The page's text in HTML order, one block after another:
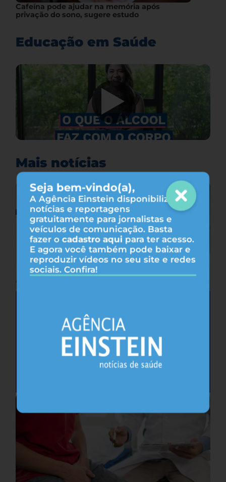
Seja bem-vindo(a),
A Agência Einstein disponibiliza
notícias e reportagens
gratuitamente para jornalistas e
veículos de comunicação. Basta
fazer o cadastro aqui para ter acesso.
E agora você também pode baixar e
reproduzir vídeos no seu site e redes
sociais. Confira!
Cafeína pode ajudar na memória após
privação do sono, sugere estudo
Educação em Saúde
Mais notícias
Saúde do coração após os 45 anos pode
antecipar risco de demência